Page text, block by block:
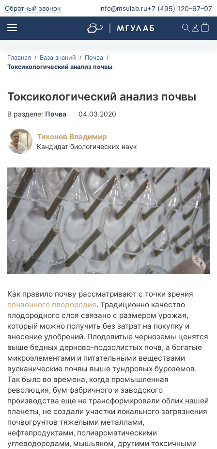
Обратный звонок info@msulab.ru+7 (495) 120–67–97
Анализ питьевой воды
Анализ воды из колодца
Анализ родниковой воды
Анализ водопроводной воды
Анализ бутилированной воды
питьевой воды
Радиологический анализ питьевой воды
Анализ природной воды
Анализ воды из реки, пруда
Анализ воды из аквариума
Микробиологический и паразитологический анализ
природной воды
Анализ воды из бассейна
Анализ воды из бассейна
Микробиологический и паразитологический анализ воды из
бассейна
Анализ сточных вод
Анализ вод ливневых систем
Анализ сточных вод
Анализ питательных сред, минеральных матов, воды для
полива (гидропоника)
Комплексные наборы
Анионы
Элементный состав
Главная База знаний
Почва
Токсикологический анализ почвы
Токсикологический анализ почвы
В разделе: Почва 04.03.2020
Тихонов Владимир
Кандидат биологических наук
Как правило почву рассматривают с точки зрения
почвенного плодородия. Традиционно качество
плодородного слоя связано с размером урожая,
который можно получить без затрат на покупку и
внесение удобрений. Плодовитые черноземы ценятся
выше бедных дерново-подзолистых почв, а богатые
микроэлементами и питательными веществами
вулканические почвы выше тундровых буроземов.
Так было во времена, когда промышленная
революция, бум фабричного и заводского
производства еще не трансформировали облик нашей
планеты, не создали участки локального загрязнения
почвогрунтов тяжелыми металлами,
нефтепродуктами, полиароматическими
углеводородами, мышьяком, другими токсичными